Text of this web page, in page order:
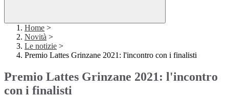
Home >
Novità >
Le notizie >
Premio Lattes Grinzane 2021: l'incontro con i finalisti
Premio Lattes Grinzane 2021: l'incontro
con i finalisti